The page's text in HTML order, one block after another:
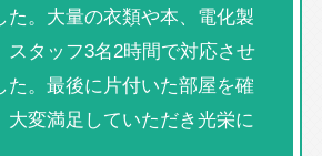
た。大量の衣類や本、電化製
スタッフ3名2時間で対応させ
た。最後に片付いた部屋を確
大変満足していただき光栄に